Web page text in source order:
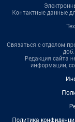
Контактные данные
Связаться с отделом
Редакция сайта
информации,
Политика